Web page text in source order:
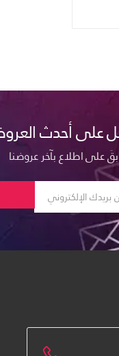
على أحدث
على اطلاع بآخر عروضنا